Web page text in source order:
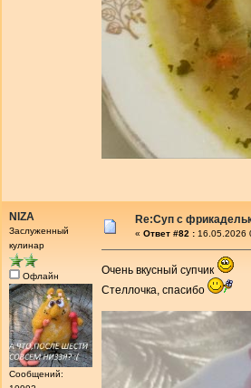
NIZA
Заслуженный
кулинар
Офлайн
Сообщений:
Re:Суп с
« Ответ #82 : 16.05.2026
Очень вкусный супчик
Стеллочка, спасибо